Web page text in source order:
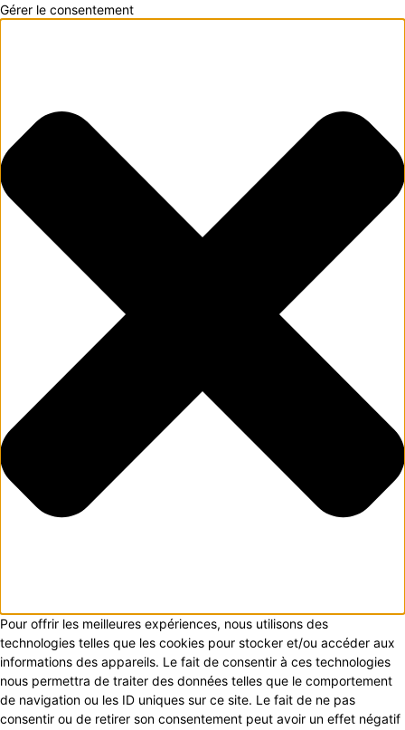
Gérer le consentement
Pour offrir les meilleures expériences, nous utilisons des
technologies telles que les cookies pour stocker et/ou accéder aux
informations des appareils. Le fait de consentir à ces technologies
nous permettra de traiter des données telles que le comportement
de navigation ou les ID uniques sur ce site. Le fait de ne pas
consentir ou de retirer son consentement peut avoir un effet négatif